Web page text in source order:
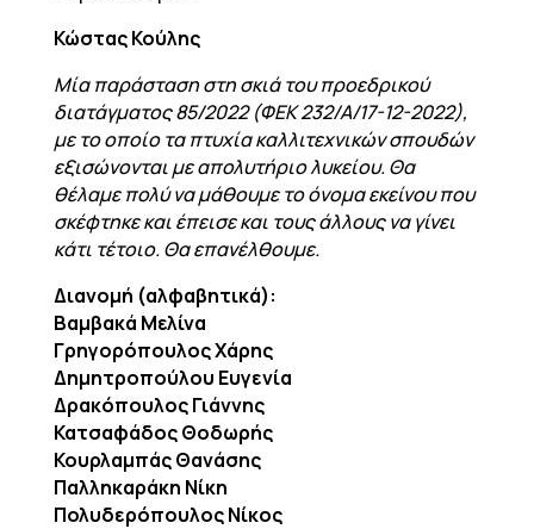
Κώστας Κούλης
Μία παράσταση στη σκιά του προεδρικού
διατάγματος 85/2022 (ΦΕΚ 232/Α/17-12-2022),
με το οποίο τα πτυχία καλλιτεχνικών σπουδών
εξισώνονται με απολυτήριο λυκείου. Θα
θέλαμε πολύ να μάθουμε το όνομα εκείνου που
σκέφτηκε και έπεισε και τους άλλους να γίνει
κάτι τέτοιο. Θα επανέλθουμε.
Διανομή (αλφαβητικά):
Βαμβακά Μελίνα
Γρηγορόπουλος Χάρης
Δημητροπούλου Ευγενία
Δρακόπουλος Γιάννης
Κατσαφάδος Θοδωρής
Κουρλαμπάς Θανάσης
Παλληκαράκη Νίκη
Πολυδερόπουλος Νίκος